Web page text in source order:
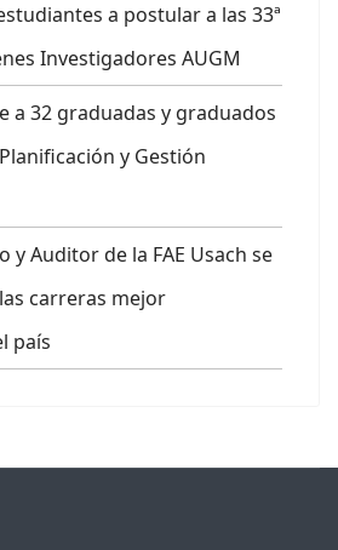
a postular a las 33ª
Investigadores AUGM
a 32 graduadas y graduados
y Gestión
y Auditor de la FAE Usach se
carreras mejor
país